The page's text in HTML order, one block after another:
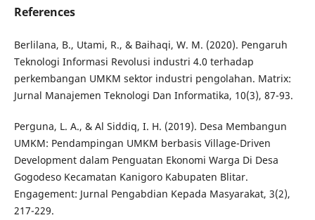
References
Berlilana, B., Utami, R., & Baihaqi, W. M. (2020). Pengaruh
Teknologi Informasi Revolusi industri 4.0 terhadap
perkembangan UMKM sektor industri pengolahan. Matrix:
Jurnal Manajemen Teknologi Dan Informatika, 10(3), 87-93.
Perguna, L. A., & Al Siddiq, I. H. (2019). Desa Membangun
UMKM: Pendampingan UMKM berbasis Village-Driven
Development dalam Penguatan Ekonomi Warga Di Desa
Gogodeso Kecamatan Kanigoro Kabupaten Blitar.
Engagement: Jurnal Pengabdian Kepada Masyarakat, 3(2),
217-229.